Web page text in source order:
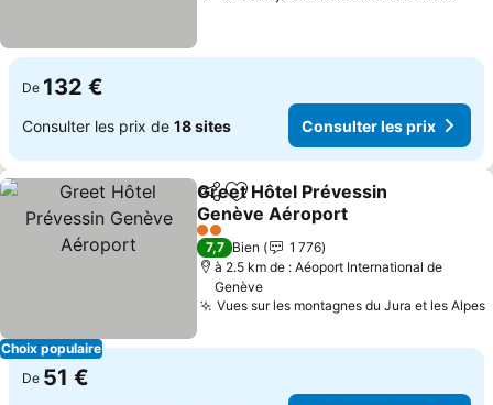
De 132 €
Consulter les prix de 18 sites Consulter les prix
Choix populaire
PartagerAjouter à mes favoris
Greet Hôtel Prévessin
Genève Aéroport
2 Étoiles
7,7 Bien
1 776
à 2.5 km de : Aéoport International de
Genève
Vues sur les montagnes du Jura et les Alpes
De 51 €